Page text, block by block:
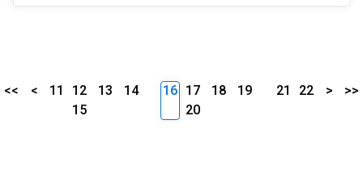
<< < 11 12 13
14
15
16 17 18
19
20
21 22 > >>